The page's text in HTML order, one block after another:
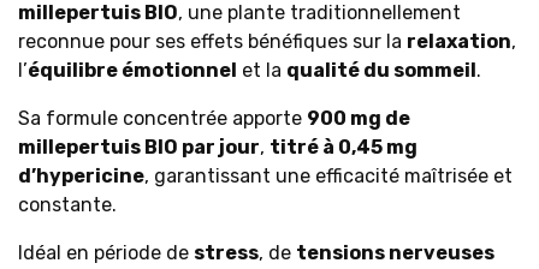
millepertuis BIO, une plante traditionnellement
reconnue pour ses effets bénéfiques sur la relaxation,
l’équilibre émotionnel et la qualité du sommeil.
Sa formule concentrée apporte 900 mg de
millepertuis BIO par jour, titré à 0,45 mg
d’hypericine, garantissant une efficacité maîtrisée et
constante.
Idéal en période de stress, de tensions nerveuses